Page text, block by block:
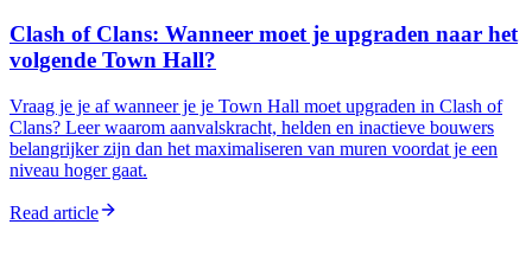
Clash of Clans: Wanneer moet je upgraden naar het
volgende Town Hall?
Vraag je je af wanneer je je Town Hall moet upgraden in Clash of
Clans? Leer waarom aanvalskracht, helden en inactieve bouwers
belangrijker zijn dan het maximaliseren van muren voordat je een
niveau hoger gaat.
Read article